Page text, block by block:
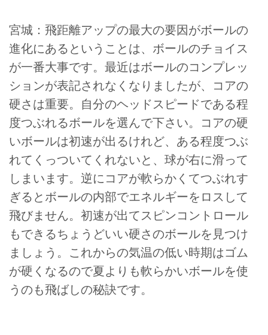
宮城：飛距離アップの最大の要因がボールの
進化にあるということは、ボールのチョイス
が一番大事です。最近はボールのコンプレッ
ションが表記されなくなりましたが、コアの
硬さは重要。自分のヘッドスピードである程
度つぶれるボールを選んで下さい。コアの硬
いボールは初速が出るけれど、ある程度つぶ
れてくっついてくれないと、球が右に滑って
しまいます。逆にコアが軟らかくてつぶれす
ぎるとボールの内部でエネルギーをロスして
飛びません。初速が出てスピンコントロール
もできるちょうどいい硬さのボールを見つけ
ましょう。これからの気温の低い時期はゴム
が硬くなるので夏よりも軟らかいボールを使
うのも飛ばしの秘訣です。